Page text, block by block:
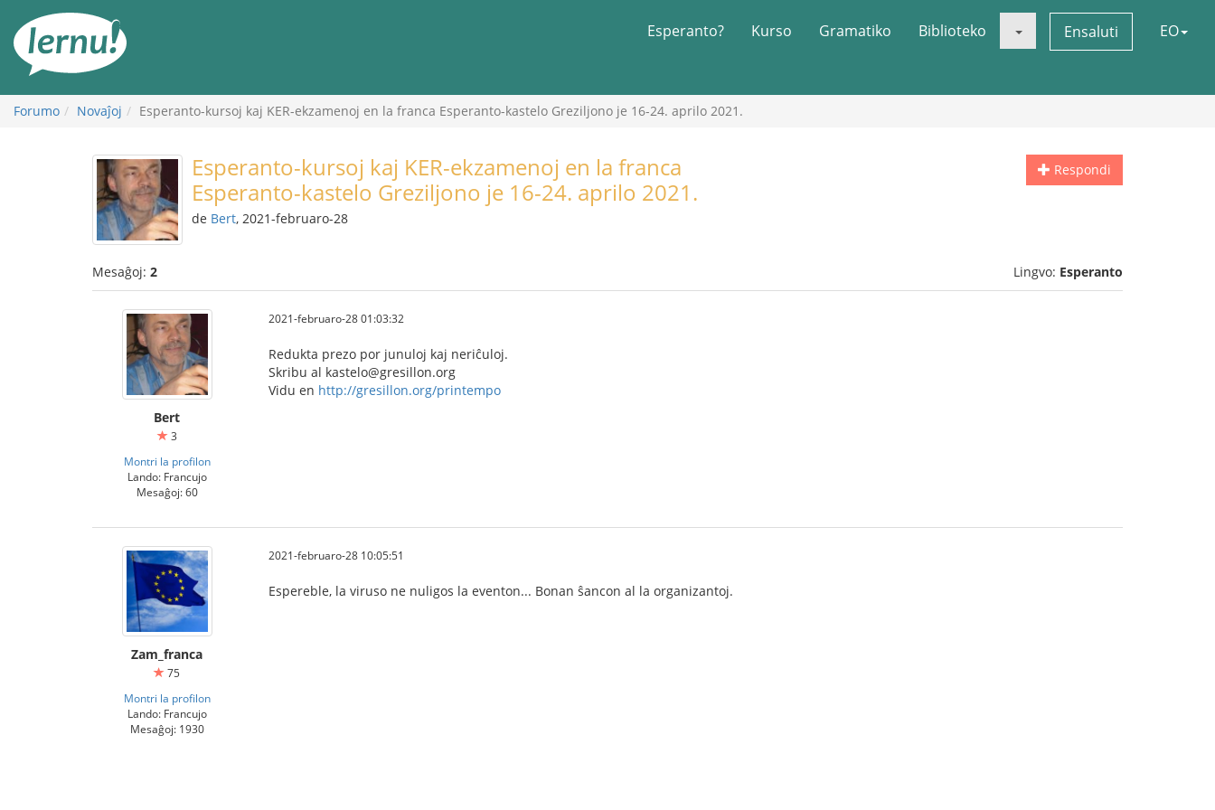
enhavo
Esperanto? Kurso Gramatiko Biblioteko Ensaluti EO
Forumo Novaĵoj Esperanto-kursoj kaj KER-ekzamenoj en la franca Esperanto-kastelo Greziljono je 16-24. aprilo 2021.
Respondi
Esperanto-kursoj kaj KER-ekzamenoj en la franca
Esperanto-kastelo Greziljono je 16-24. aprilo 2021.
de Bert, 2021-februaro-28
Mesaĝoj: 2 Lingvo: Esperanto
Bert
3
Montri la profilon
Lando: Francujo
Mesaĝoj: 60
2021-februaro-28 01:03:32
Redukta prezo por junuloj kaj neriĉuloj.
Skribu al kastelo@gresillon.org
Vidu en http://gresillon.org/printempo
Zam_franca
75
Montri la profilon
Lando: Francujo
Mesaĝoj: 1930
2021-februaro-28 10:05:51
Espereble, la viruso ne nuligos la eventon... Bonan ŝancon al la organizantoj.